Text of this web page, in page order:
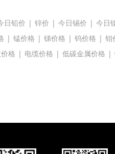
日铅价 | 锌价 | 今日锡价 | 今日
| 锰价格 | 锑价格 | 钨价格 | 钼
格 | 电缆价格 | 低碳金属价格 |